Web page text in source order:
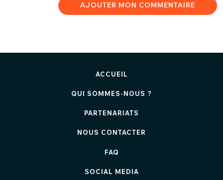
AJOUTER MON COMMENTAIRE
ACCUEIL
QUI SOMMES-NOUS ?
PARTENARIATS
NOUS CONTACTER
FAQ
SOCIAL MEDIA